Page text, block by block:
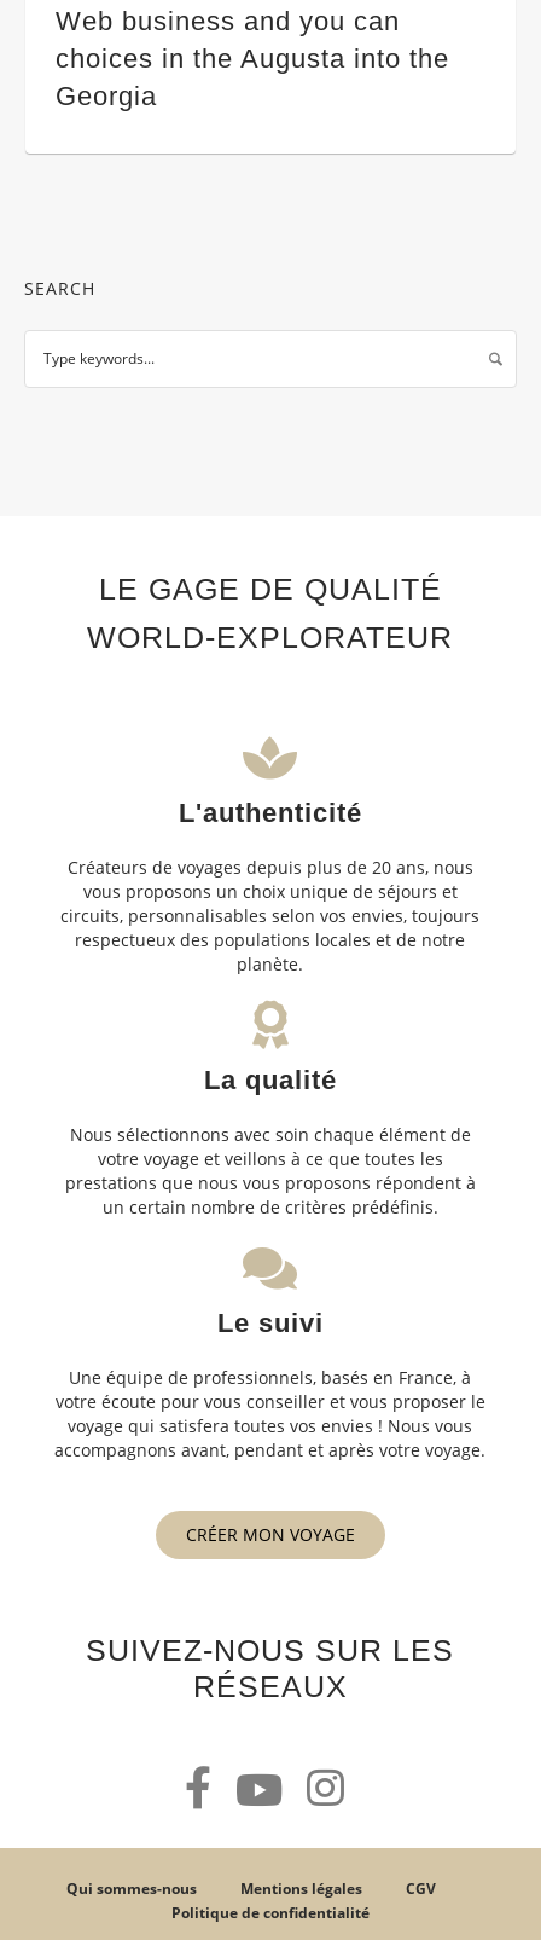
Web business and you can
choices in the Augusta into the
Georgia
SEARCH
LE GAGE DE QUALITÉ
WORLD-EXPLORATEUR
L'authenticité
Créateurs de voyages depuis plus de 20 ans, nous
vous proposons un choix unique de séjours et
circuits, personnalisables selon vos envies, toujours
respectueux des populations locales et de notre
planète.
La qualité
Nous sélectionnons avec soin chaque élément de
votre voyage et veillons à ce que toutes les
prestations que nous vous proposons répondent à
un certain nombre de critères prédéfinis.
Le suivi
Une équipe de professionnels, basés en France, à
votre écoute pour vous conseiller et vous proposer le
voyage qui satisfera toutes vos envies ! Nous vous
accompagnons avant, pendant et après votre voyage.
CRÉER MON VOYAGE
SUIVEZ-NOUS SUR LES
RÉSEAUX
Qui sommes-nous Mentions légales
CGV
Politique de confidentialité